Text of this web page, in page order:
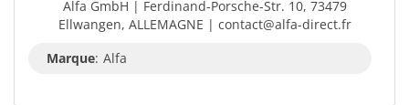
Alfa GmbH | Ferdinand-Porsche-Str. 10, 73479
Ellwangen, ALLEMAGNE | contact@alfa-direct.fr
Marque: Alfa